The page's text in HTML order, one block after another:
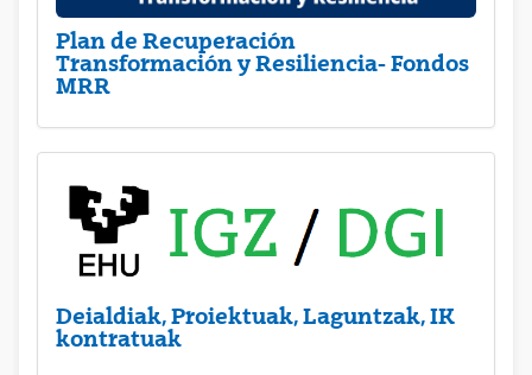
Plan de Recuperación
Transformación y Resiliencia- Fondos
MRR
Deialdiak, Proiektuak, Laguntzak, IK
kontratuak